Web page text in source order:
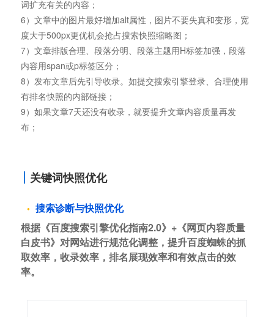
词扩充有关的内容；
6）文章中的图片最好增加alt属性，图片不要失真和变形，宽
度大于500px更优机会抢占搜索快照缩略图；
7）文章排版合理、段落分明、段落主题用H标签加强，段落
内容用span或p标签区分；
8）发布文章后先引导收录。如提交搜索引擎登录、合理使用
有排名快照的内部链接；
9）如果文章7天还没有收录，就要提升文章内容质量再发
布；
关键词快照优化
搜索诊断与快照优化
根据《百度搜索引擎优化指南2.0》+《网页内容质量
白皮书》对网站进行规范化调整，提升百度蜘蛛的抓
取效率，收录效率，排名展现效率和有效点击的效
率。